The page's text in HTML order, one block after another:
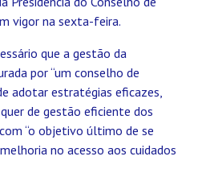
vigor na sexta-feira.
que a gestão da
por “um conselho de
adotar estratégias eficazes,
de gestão eficiente dos
“o objetivo último de se
no acesso aos cuidados